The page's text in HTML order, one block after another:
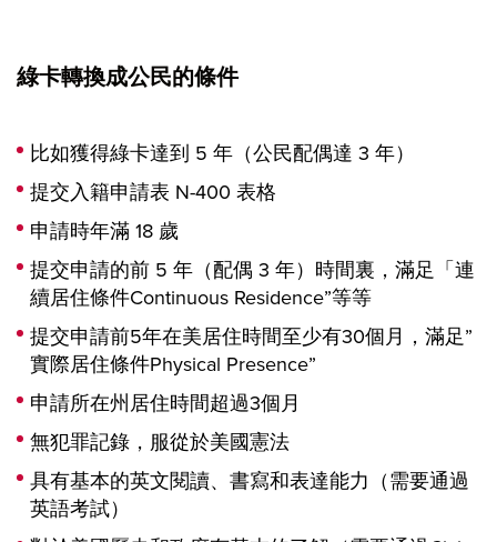
綠卡轉換成公民的條件
比如獲得綠卡達到 5 年（公民配偶達 3 年）
提交入籍申請表 N-400 表格
申請時年滿 18 歲
提交申請的前 5 年（配偶 3 年）時間裏，滿足「連
續居住條件Continuous Residence”等等
提交申請前5年在美居住時間至少有30個月，滿足”
實際居住條件Physical Presence”
申請所在州居住時間超過3個月
無犯罪記錄，服從於美國憲法
具有基本的英文閱讀、書寫和表達能力（需要通過
英語考試）